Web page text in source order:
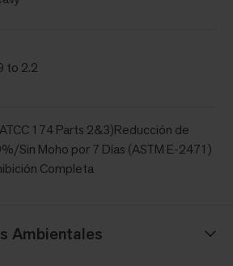
to 2.2
174 Parts 2&3)Reducción de
Sin Moho por 7 Días (ASTM E-2471)
Completa
Ambientales